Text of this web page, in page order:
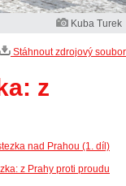
Kuba Turek
Stáhnout zdrojový soubor
z
nad Prahou (1. díl)
z Prahy proti proudu